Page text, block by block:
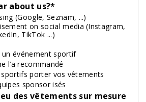
about us?*
(Google, Seznam, ...)
on social media (Instagram,
TikTok ...)
événement sportif
l’a recommandé
sportifs porter vos vêtements
sponsor isés
des vêtements sur mesure